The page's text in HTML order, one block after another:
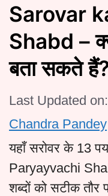
Sarovar
Shabd –
बता सकते
Last Updated
Chandra Pandey
यहाँ सरोवर के 13
Paryayvachi
शब्दों को सटीक तौर